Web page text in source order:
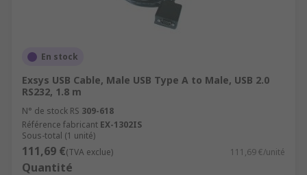
En stock
Exsys USB Cable, Male USB Type A to Male, USB 2.0
RS232, 1.8 m
N° de stock RS 309-618
Référence fabricant EX-1302IS
Sous-total (1 unité)
111,69 €(TVA exclue) 111,69 €/unité
Quantité